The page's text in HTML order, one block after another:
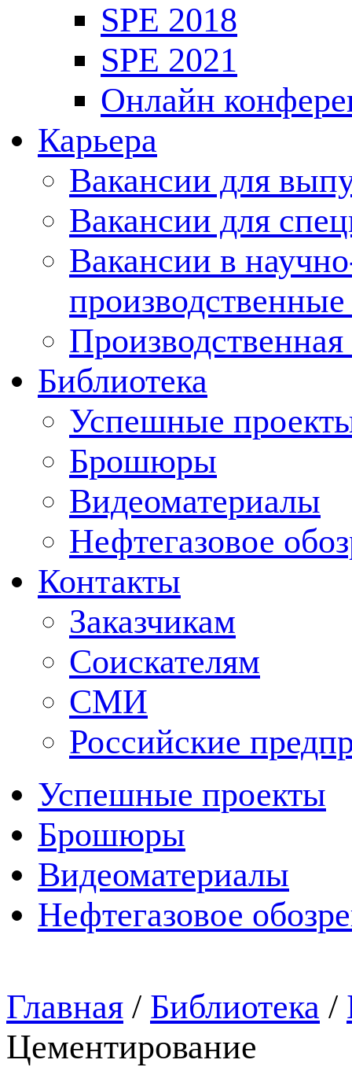
SPE 2018
SPE 2021
Онлайн
Карьера
Вакансии для
Вакансии для
Вакансии в
Производственная
Библиотека
Успешные
Брошюры
Видеоматериалы
Нефтегазовое
Контакты
Заказчикам
Соискателям
СМИ
Российские
Успешные проекты
Брошюры
Видеоматериалы
Нефтегазовое
Главная / Библиотека /
Цементирование